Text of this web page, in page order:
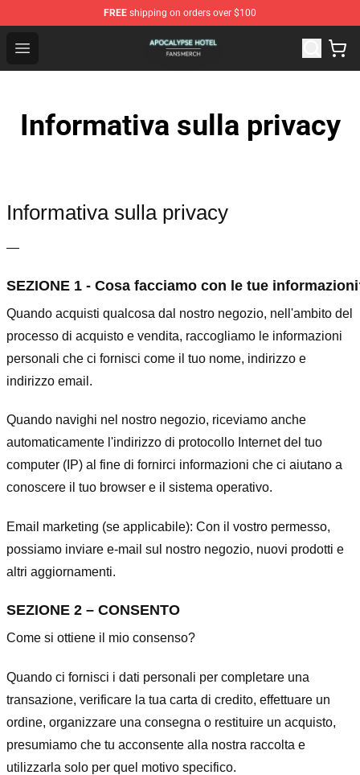
FREE shipping on orders over $100
Open menu
Apocalypse Hotel Shop - Official Apocalypse Hotel
Informativa sulla privacy
Informativa sulla privacy
—
SEZIONE 1 - Cosa facciamo con le tue
Quando acquisti qualcosa dal nostro negozio, nell'ambito del
processo di acquisto e vendita, raccogliamo le informazioni
personali che ci fornisci come il tuo nome, indirizzo e
indirizzo email.
Quando navighi nel nostro negozio, riceviamo anche
automaticamente l'indirizzo di protocollo Internet del tuo
computer (IP) al fine di fornirci informazioni che ci aiutano a
conoscere il tuo browser e il sistema operativo.
Email marketing (se applicabile): Con il vostro permesso,
possiamo inviare e-mail sul nostro negozio, nuovi prodotti e
altri aggiornamenti.
SEZIONE 2 – CONSENTO
Come si ottiene il mio consenso?
Quando ci fornisci i dati personali per completare una
transazione, verificare la tua carta di credito, effettuare un
ordine, organizzare una consegna o restituire un acquisto,
presumiamo che tu acconsente alla nostra raccolta e
utilizzarla solo per quel motivo specifico.